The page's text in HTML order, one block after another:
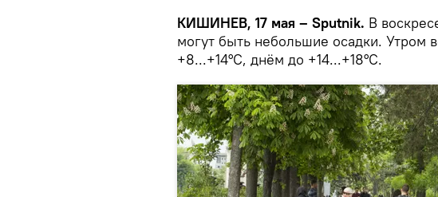
КИШИНЕВ, 17 мая – Sputnik. В
могут быть небольшие осадки. Утром
+8...+14°C, днём до +14...+18°C.